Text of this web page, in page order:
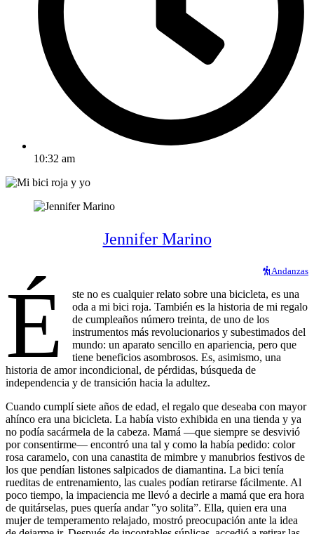
10:32 am
Jennifer Marino
Andanzas
É
ste no es cualquier relato sobre una bicicleta, es una
oda a mi bici roja. También es la historia de mi regalo
de cumpleaños número treinta, de uno de los
instrumentos más revolucionarios y subestimados del
mundo: un aparato sencillo en apariencia, pero que
tiene beneficios asombrosos. Es, asimismo, una
historia de amor incondicional, de pérdidas, búsqueda de
independencia y de transición hacia la adultez.
Cuando cumplí siete años de edad, el regalo que deseaba con mayor
ahínco era una bicicleta. La había visto exhibida en una tienda y ya
no podía sacármela de la cabeza. Mamá —que siempre se desvivió
por consentirme— encontró una tal y como la había pedido: color
rosa caramelo, con una canastita de mimbre y manubrios festivos de
los que pendían listones salpicados de diamantina. La bici tenía
rueditas de entrenamiento, las cuales podían retirarse fácilmente. Al
poco tiempo, la impaciencia me llevó a decirle a mamá que era hora
de quitárselas, pues quería andar ‟yo solita”. Ella, quien era una
mujer de temperamento relajado, mostró preocupación ante la idea